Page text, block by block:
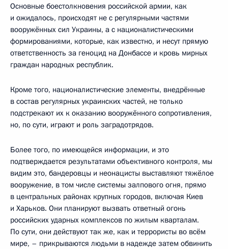
Основные боестолкновения российской армии, как
и ожидалось, происходят не с регулярными частями
вооружённых сил Украины, а с националистическими
формированиями, которые, как известно, и несут прямую
ответственность за геноцид на Донбассе и кровь мирных
граждан народных республик.
Кроме того, националистические элементы, внедрённые
в состав регулярных украинских частей, не только
подстрекают их к оказанию вооружённого сопротивления,
но, по сути, играют и роль заградотрядов.
Более того, по имеющейся информации, и это
подтверждается результатами объективного контроля, мы
видим это, бандеровцы и неонацисты выставляют тяжёлое
вооружение, в том числе системы залпового огня, прямо
в центральных районах крупных городов, включая Киев
и Харьков. Они планируют вызвать ответный огонь
российских ударных комплексов по жилым кварталам.
По сути, они действуют так же, как и террористы во всём
мире, – прикрываются людьми в надежде затем обвинить